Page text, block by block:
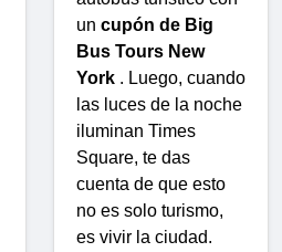
un cupón de Big
Bus Tours New
York . Luego, cuando
las luces de la noche
iluminan Times
Square, te das
cuenta de que esto
no es solo turismo,
es vivir la ciudad.